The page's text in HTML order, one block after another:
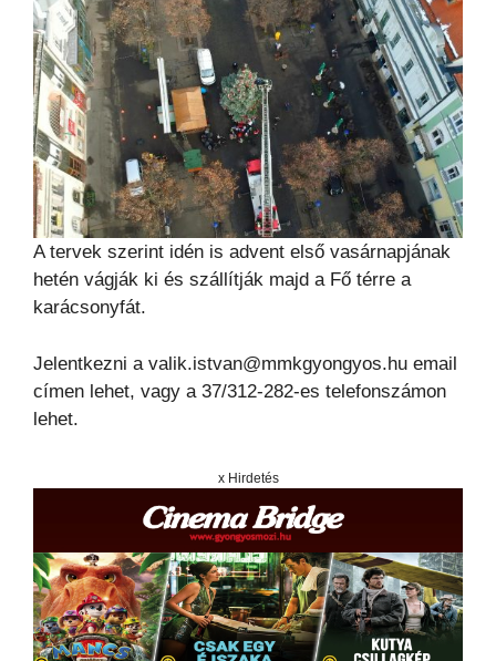
A tervek szerint idén is advent első vasárnapjának
hetén vágják ki és szállítják majd a Fő térre a
karácsonyfát.
Jelentkezni a valik.istvan@mmkgyongyos.hu email
címen lehet, vagy a 37/312-282-es telefonszámon
lehet.
x Hirdetés